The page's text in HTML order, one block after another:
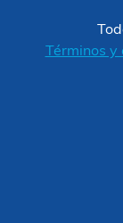
Términos